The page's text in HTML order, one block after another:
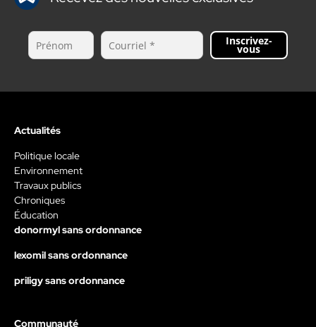
Inscrivez-
vous
Actualités
Politique locale
Environnement
Travaux publics
Chroniques
Éducation
donormyl sans ordonnance
lexomil sans ordonnance
priligy sans ordonnance
Communauté